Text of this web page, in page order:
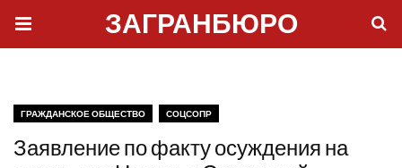
ЗАГРАНБЮРО
ГРАЖДАНСКОЕ ОБЩЕСТВО СОЦСОПР
Заявление по факту осуждения на